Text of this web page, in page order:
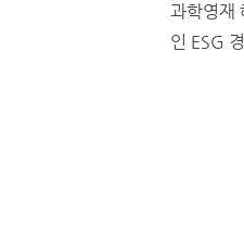
과학영재
인 ESG